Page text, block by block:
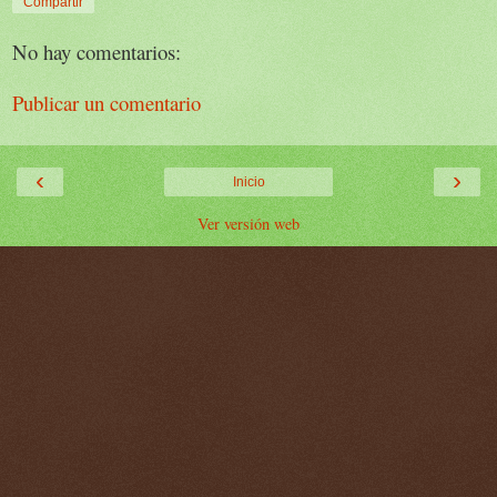
No hay comentarios:
Publicar un comentario
‹ ›
Inicio
Ver versión web